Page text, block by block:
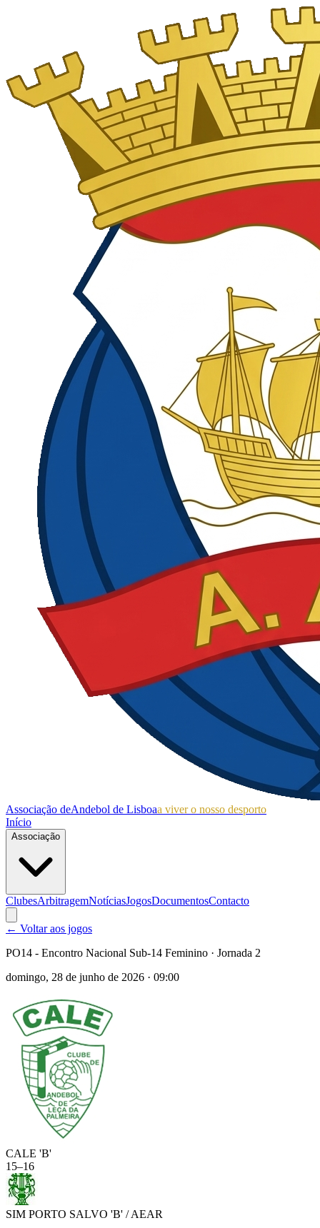
Associação deAndebol de Lisboaa viver o nosso desporto
Início
Associação
ClubesArbitragemNotíciasJogosDocumentosContacto
← Voltar aos jogos
PO14 - Encontro Nacional Sub-14 Feminino · Jornada 2
domingo, 28 de junho de 2026 · 09:00
CALE 'B'
15–16
SIM PORTO SALVO 'B' / AEAR